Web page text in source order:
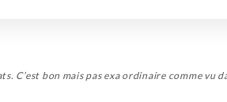
C’est bon mais pas exa ordinaire comme vu